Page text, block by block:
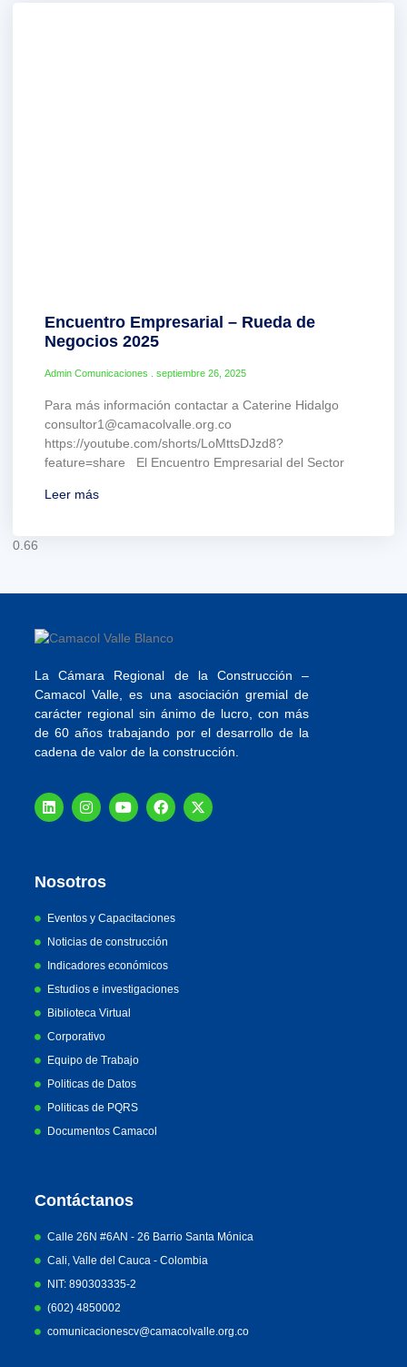
Encuentro Empresarial – Rueda de
Negocios 2025
Admin Comunicaciones septiembre 26, 2025
Para más información contactar a Caterine Hidalgo
consultor1@camacolvalle.org.co
https://youtube.com/shorts/LoMttsDJzd8?
feature=share El Encuentro Empresarial del Sector
Leer más
La Cámara Regional de la Construcción –
Camacol Valle, es una asociación gremial de
carácter regional sin ánimo de lucro, con más
de 60 años trabajando por el desarrollo de la
cadena de valor de la construcción.
Nosotros
Eventos y Capacitaciones
Noticias de construcción
Indicadores económicos
Estudios e investigaciones
Biblioteca Virtual
Corporativo
Equipo de Trabajo
Politicas de Datos
Politicas de PQRS
Documentos Camacol
Contáctanos
Calle 26N #6AN - 26 Barrio Santa Mónica
Cali, Valle del Cauca - Colombia
NIT: 890303335-2
(602) 4850002
comunicacionescv@camacolvalle.org.co